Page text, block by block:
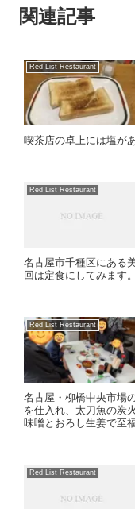
関連記事
Red List Restaurant
喫茶店の卓上には塩が
Red List Restaurant
名古屋市千種区にある
回は定食にしてみます。
Red List Restaurant
名古屋・柳橋中央市場
を仕入れ、太刀魚の炭
味噌とおろし生姜で至
Red List Restaurant